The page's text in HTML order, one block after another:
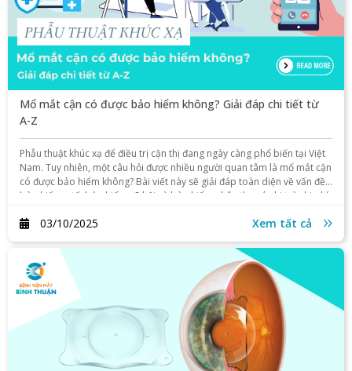
Mổ mắt cận có được bảo hiểm không? Giải đáp chi tiết từ
A-Z
Phẫu thuật khúc xạ để điều trị cận thị đang ngày càng phổ biến tại Việt
Nam. Tuy nhiên, một câu hỏi được nhiều người quan tâm là mổ mắt cận
có được bảo hiểm không? Bài viết này sẽ giải đáp toàn diện về vấn đề
bảo hiểm y tế, bảo hiểm xã hội và bảo hiểm nhân thọ có chi trả chi phí
03/10/2025 Xem tất cả